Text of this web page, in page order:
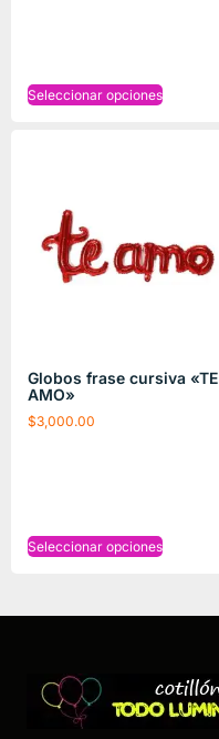
Seleccionar opciones
Globos frase cursiva «TE
AMO»
$3,000.00
Seleccionar opciones